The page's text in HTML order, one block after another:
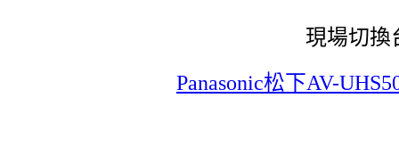
現場切換
Panasonic松下AV-